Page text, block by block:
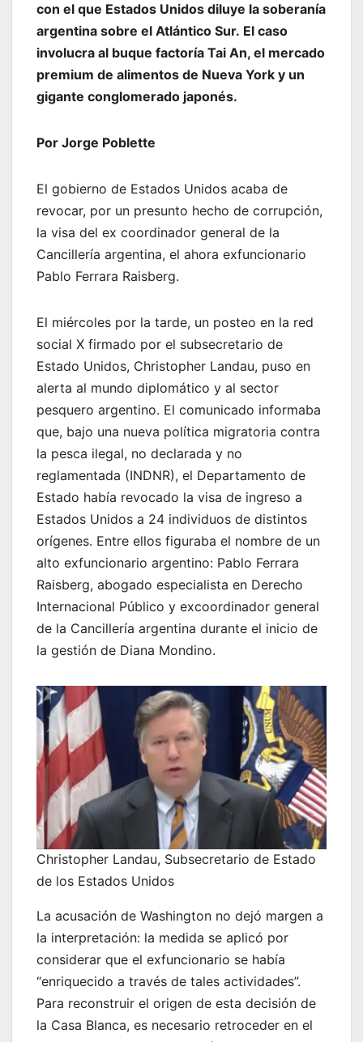
con el que Estados Unidos diluye la soberanía
argentina sobre el Atlántico Sur. El caso
involucra al buque factoría Tai An, el mercado
premium de alimentos de Nueva York y un
gigante conglomerado japonés.
Por Jorge Poblette
El gobierno de Estados Unidos acaba de
revocar, por un presunto hecho de corrupción,
la visa del ex coordinador general de la
Cancillería argentina, el ahora exfuncionario
Pablo Ferrara Raisberg.
El miércoles por la tarde, un posteo en la red
social X firmado por el subsecretario de
Estado Unidos, Christopher Landau, puso en
alerta al mundo diplomático y al sector
pesquero argentino. El comunicado informaba
que, bajo una nueva política migratoria contra
la pesca ilegal, no declarada y no
reglamentada (INDNR), el Departamento de
Estado había revocado la visa de ingreso a
Estados Unidos a 24 individuos de distintos
orígenes. Entre ellos figuraba el nombre de un
alto exfuncionario argentino: Pablo Ferrara
Raisberg, abogado especialista en Derecho
Internacional Público y excoordinador general
de la Cancillería argentina durante el inicio de
la gestión de Diana Mondino.
Christopher Landau, Subsecretario de Estado
de los Estados Unidos
La acusación de Washington no dejó margen a
la interpretación: la medida se aplicó por
considerar que el exfuncionario se había
“enriquecido a través de tales actividades”.
Para reconstruir el origen de esta decisión de
la Casa Blanca, es necesario retroceder en el